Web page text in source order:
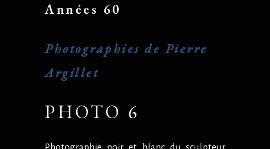
Années 60
Photographies de Pierre
Argillet
PHOTO 6
Photographie noir et blanc du sculpteur